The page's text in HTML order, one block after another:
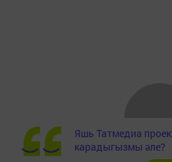
Яшь Татмедиа
карадыгызмы әле?